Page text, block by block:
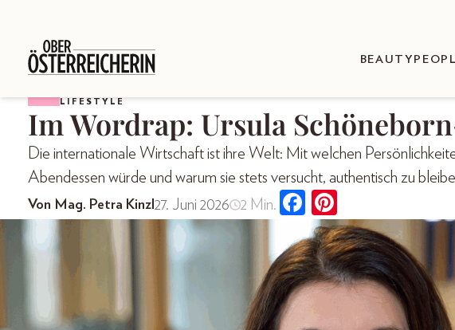
BEAUTY
LIFESTYLE
Im Wordrap: Ursula
Die internationale Wirtschaft ist ihre Welt: Mit welchen
Abendessen würde und warum sie stets versucht, authentisch zu
Von Mag. Petra Kinzl 27. Juni 2026 2 Min.